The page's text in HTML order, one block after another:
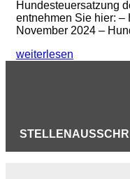
Hundesteuersatzung
entnehmen Sie hier: –
November 2024 –
weiterlesen